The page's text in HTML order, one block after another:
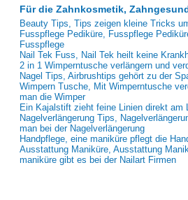
Für die Zahnkosmetik,
Beauty Tips, Tips zeigen kleine Tricks
Fusspflege Pediküre, Fusspflege
Fusspflege
Nail Tek Fuss, Nail Tek heilt keine
2 in 1 Wimperntusche verlängern und
Nagel Tips, Airbrushtips gehört zu der
Wimpern Tusche, Mit Wimperntusche
man die Wimper
Ein Kajalstift zieht feine Linien direkt am
Nagelverlängerung Tips,
man bei der Nagelverlängerung
Handpflege, eine maniküre pflegt die
Ausstattung Maniküre, Ausstattung
maniküre gibt es bei der Nailart Firmen